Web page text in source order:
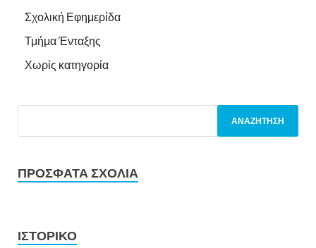
Σχολική Εφημερίδα
Τμήμα Ένταξης
Χωρίς κατηγορία
ΠΡΌΣΦΑΤΑ ΣΧΌΛΙΑ
ΙΣΤΟΡΙΚΌ